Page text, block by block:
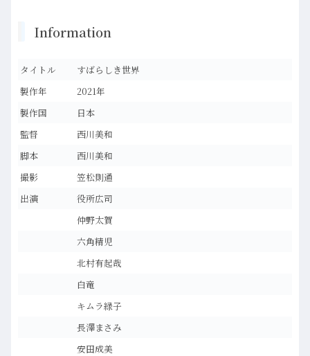
Information
タイトル
すばらしき世界
製作年
2021年
製作国
日本
監督
西川美和
脚本
西川美和
撮影
笠松則通
出演
役所広司
仲野太賀
六角精児
北村有起哉
白竜
キムラ緑子
長澤まさみ
安田成美